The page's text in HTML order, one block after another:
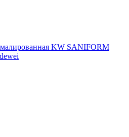
KW SANIFORM